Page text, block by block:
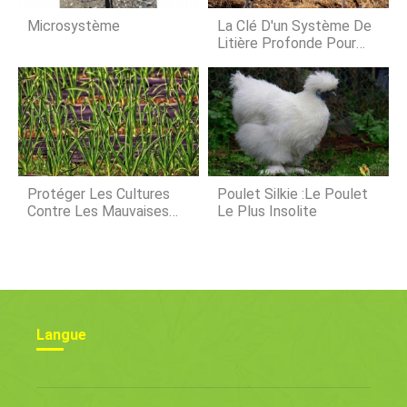
linformatique et autres employés
travaillant tout
Microsystème
La Clé D'un Système De
Litière Profonde Pour
Protéger Les Cultures
Contre Les Mauvaises
Poulet Silkie :Le Poulet
Le Plus Insolite
Langue